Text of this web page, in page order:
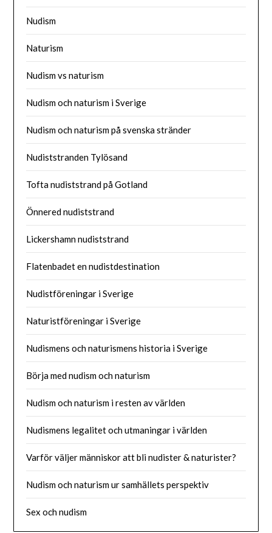
Nudism
Naturism
Nudism vs naturism
Nudism och naturism i Sverige
Nudism och naturism på svenska stränder
Nudiststranden Tylösand
Tofta nudiststrand på Gotland
Önnered nudiststrand
Lickershamn nudiststrand
Flatenbadet en nudistdestination
Nudistföreningar i Sverige
Naturistföreningar i Sverige
Nudismens och naturismens historia i Sverige
Börja med nudism och naturism
Nudism och naturism i resten av världen
Nudismens legalitet och utmaningar i världen
Varför väljer människor att bli nudister & naturister?
Nudism och naturism ur samhällets perspektiv
Sex och nudism